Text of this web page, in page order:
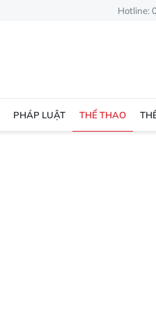
Hotline:
PHÁP LUẬT THỂ THAO